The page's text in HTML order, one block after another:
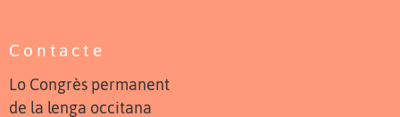
Contacte
Lo Congrès permanent
de la lenga occitana